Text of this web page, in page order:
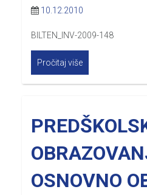
10.12.2010
BILTEN_INV-2009-148
Pročitaj više
OSNOVNO